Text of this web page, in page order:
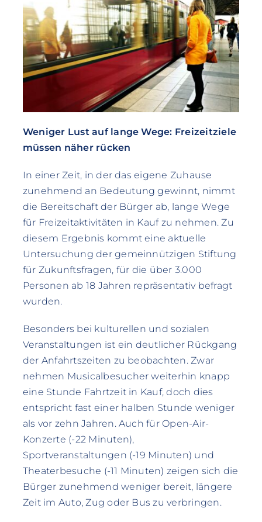
Weniger Lust auf lange Wege: Freizeitziele
müssen näher rücken
In einer Zeit, in der das eigene Zuhause
zunehmend an Bedeutung gewinnt, nimmt
die Bereitschaft der Bürger ab, lange Wege
für Freizeitaktivitäten in Kauf zu nehmen. Zu
diesem Ergebnis kommt eine aktuelle
Untersuchung der gemeinnützigen Stiftung
für Zukunftsfragen, für die über 3.000
Personen ab 18 Jahren repräsentativ befragt
wurden.
Besonders bei kulturellen und sozialen
Veranstaltungen ist ein deutlicher Rückgang
der Anfahrtszeiten zu beobachten. Zwar
nehmen Musicalbesucher weiterhin knapp
eine Stunde Fahrtzeit in Kauf, doch dies
entspricht fast einer halben Stunde weniger
als vor zehn Jahren. Auch für Open-Air-
Konzerte (-22 Minuten),
Sportveranstaltungen (-19 Minuten) und
Theaterbesuche (-11 Minuten) zeigen sich die
Bürger zunehmend weniger bereit, längere
Zeit im Auto, Zug oder Bus zu verbringen.